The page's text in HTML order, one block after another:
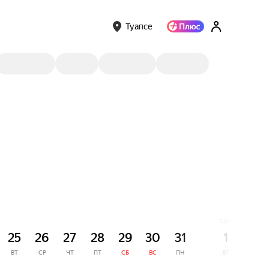
Туапсе
25
ВТ
26
СР
27
ЧТ
28
ПТ
29
СБ
30
ВС
31
ПН
1
ВТ